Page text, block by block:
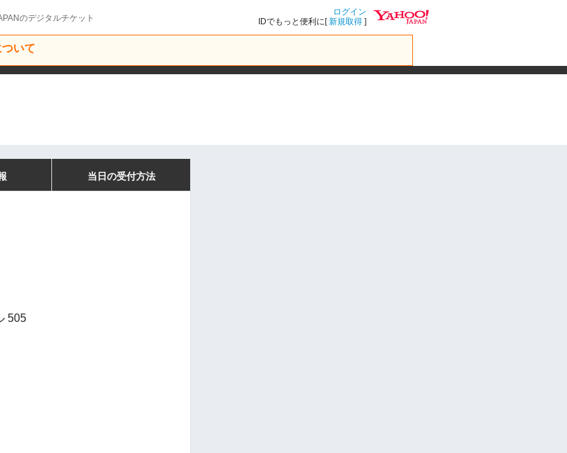
のデジタルチケット
ログイン
IDでもっと便利に[新規取得 ]
いて
当日の受付方法
505